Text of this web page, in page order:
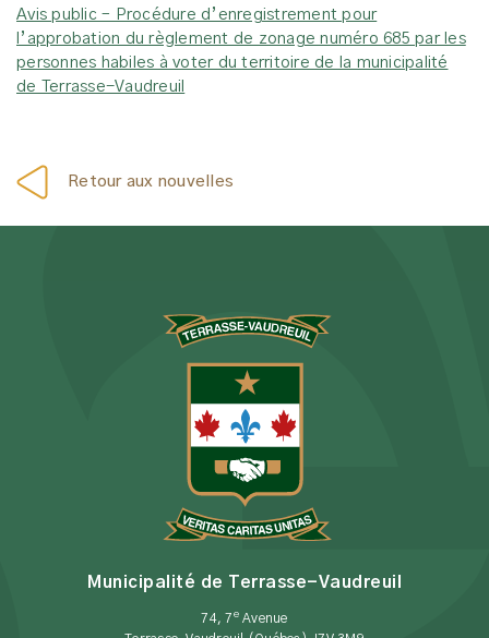
Avis public – Procédure d’enregistrement pour
l’approbation du règlement de zonage numéro 685 par les
personnes habiles à voter du territoire de la municipalité
de Terrasse-Vaudreuil
Retour aux nouvelles
Municipalité de Terrasse-Vaudreuil
74, 7 eAvenue